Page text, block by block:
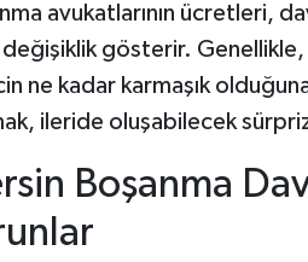
avukatlarının ücretleri,
gösterir.
ne kadar karmaşık
ileride oluşabilecek sürpriz
Boşanma